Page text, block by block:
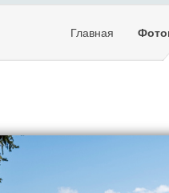
Главная